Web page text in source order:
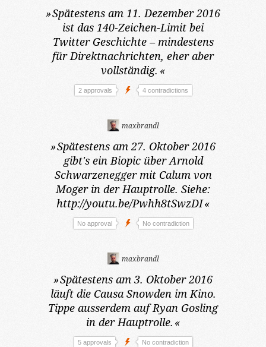
»Spätestens am 11. Dezember 2016
ist das 140-Zeichen-Limit bei
Twitter Geschichte – mindestens
für Direktnachrichten, eher aber
vollständig. «
2 approvals 4 contradictions
maxbrandl
»Spätestens am 27. Oktober 2016
gibt's ein Biopic über Arnold
Schwarzenegger mit Calum von
Moger in der Hauptrolle. Siehe:
http://youtu.be/Pwhh8tSwzDI«
No approval No contradiction
maxbrandl
»Spätestens am 3. Oktober 2016
läuft die Causa Snowden im Kino.
Tippe ausserdem auf Ryan Gosling
in der Hauptrolle. «
5 approvals No contradiction